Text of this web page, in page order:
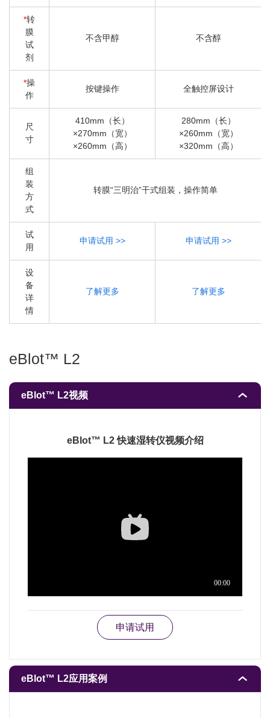
*转
膜
试
剂
不含甲醇 不含醇
*操
作
按键操作 全触控屏设计
尺
寸
410mm（长）
×270mm（宽）
×260mm（高）
280mm（长）
×260mm（宽）
×320mm（高）
组
装
方
式
转膜“三明治”干式组装，操作简单
试
用
申请试用 >> 申请试用 >>
设
备
详
情
了解更多 了解更多
eBlot™ L2
eBlot™ L2视频
eBlot™ L2 快速湿转仪视频介绍
申请试用
eBlot™ L2应用案例